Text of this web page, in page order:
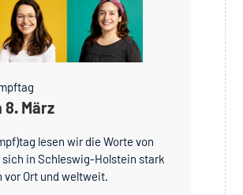
März
lesen wir die Worte von
in Schleswig-Holstein stark
Ort und weltweit.